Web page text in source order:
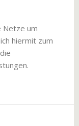
Netze um
hiermit zum